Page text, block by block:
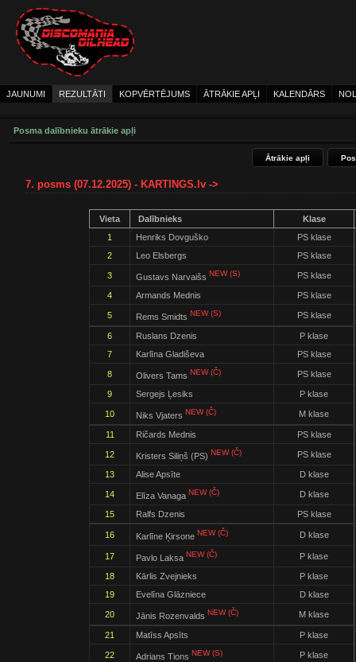
JAUNUMI REZULTĀTI KOPVĒRTĒJUMS ĀTRĀKIE APĻI KALENDĀRS
Posma dalībnieku ātrākie apļi
Ātrākie apļi
7. posms (07.12.2025) - KARTINGS.lv ->
Vieta Dalībnieks
Klase
1
Henriks Dovguško
PS klase
2
Leo Elsbergs PS klase
3 Gustavs Narvaišs NEW (S) PS klase
4 Armands Mednis PS klase
5 Rems Smidts NEW (S) PS klase
6 Ruslans Dzenis
P klase
7
Karlīna Gladiševa PS klase
8 Olivers Tams NEW (Č) PS klase
9 Sergejs Ļesiks P klase
10 Niks Vjaters NEW (Č) M klase
11 Ričards Mednis PS klase
12 Kristers Siliņš (PS) NEW (Č) PS klase
13 Alise Apsīte D klase
14 Elīza Vanaga NEW (Č) D klase
15 Ralfs Dzenis PS klase
16 Karlīne Ķirsone NEW (Č) D klase
17 Pavlo Laksa NEW (Č) P klase
18 Kārlis Zvejnieks
P klase
19
Evelīna Glāzniece D klase
20 Jānis Rozenvalds NEW (Č) M klase
21 Matīss Apsīts P klase
22 Adrians Tions NEW (S) P klase